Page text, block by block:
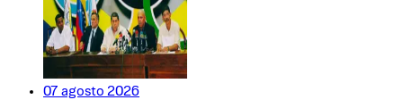
07 agosto 2026